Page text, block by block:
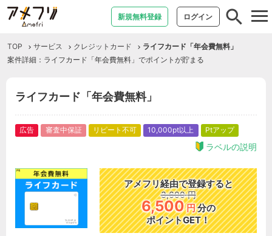
新規無料登録 ログイン
TOP サービス クレジットカード
ライフカード「年会費無料」
案件詳細：ライフカード「年会費無料」でポイントが貯まる
ライフカード「年会費無料」
広告 審査中保証 リピート不可 10,000pt以上 Ptアップ
ラベルの説明
アメフリ経由で登録すると
3,600 円
6,500円分の
ポイントGET！